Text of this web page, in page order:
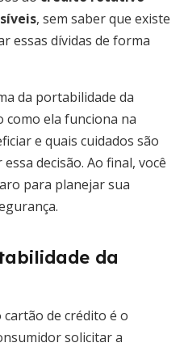
, sem saber que existe
essas dívidas de forma
da portabilidade da
como ela funciona na
e quais cuidados são
decisão. Ao final, você
para planejar sua
da
de crédito é o
solicitar a